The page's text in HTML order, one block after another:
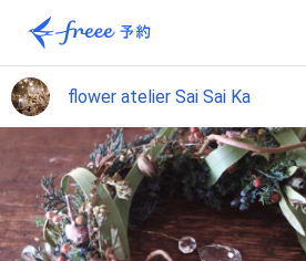
flower atelier Sai Sai Ka